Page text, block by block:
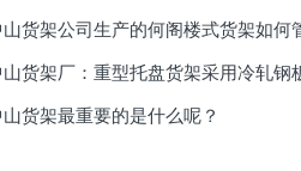
山货架公司生产的何阁楼式货架如何
山货架厂：重型托盘货架采用冷轧钢
山货架最重要的是什么呢？